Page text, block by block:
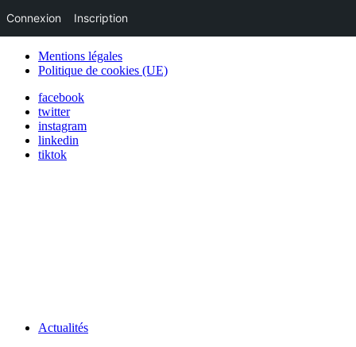
Mentions légales
Politique de cookies (UE)
facebook
twitter
instagram
linkedin
tiktok
Actualités
Connexion Inscription